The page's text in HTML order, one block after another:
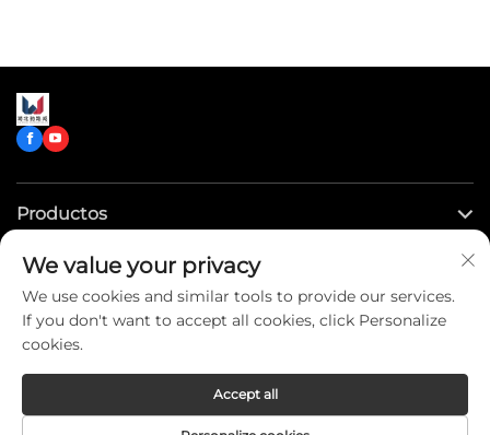
Productos
Enlaces rápidos
Contáctenos
Copyright © CLW Special Truck Sales Co.,Ltd. All Rights
We value your privacy
We use cookies and similar tools to provide our services.
If you don't want to accept all cookies, click Personalize
cookies.
Accept all